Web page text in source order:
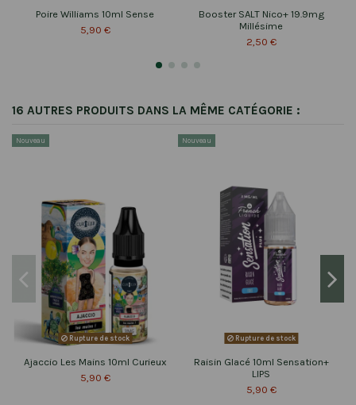
Poire Williams 10ml Sense
5,90 €
Booster SALT Nico+ 19.9mg
Millésime
2,50 €
16 AUTRES PRODUITS DANS LA MÊME CATÉGORIE :
Nouveau
Rupture de stock
Ajaccio Les Mains 10ml Curieux
5,90 €
Nouveau
Rupture de stock
Raisin Glacé 10ml Sensation+
LIPS
5,90 €